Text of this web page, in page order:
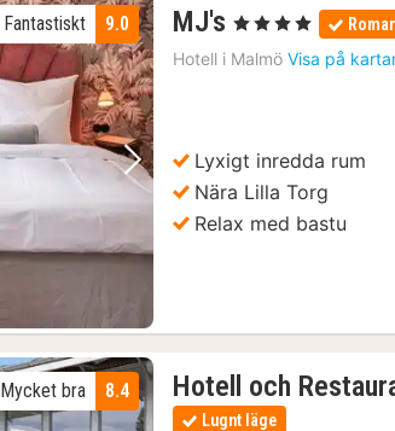
Nästa bild
9.0
Fantastiskt MJ's 1
natt
från
, 4 Stjärnor
Hotell i Malmö Visa på
Lyxigt inredda rum
Nära Lilla Torg
Relax med bastu
8.4
Mycket bra Hotell och
Lugnt läge